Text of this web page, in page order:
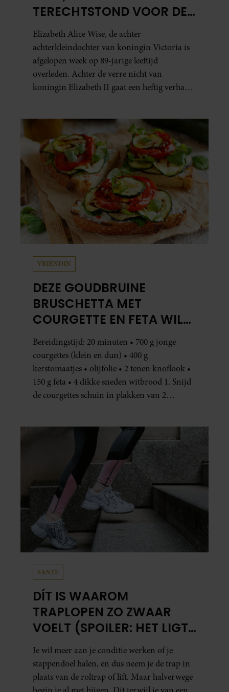
TERECHTSTOND VOOR DE
DOOD VAN HAAR BABY
Elizabeth Alice Wise, de achter-
achterkleindochter van koningin Victoria is
afgelopen week op 89-jarige leeftijd
overleden. Achter de verre nicht van
koningin Elizabeth II gaat een heftig verhaal
VRIENDIN
DEZE GOUDBRUINE
BRUSCHETTA MET
COURGETTE EN FETA WIL
JE METEEN MAKEN
Bereidingstijd: 20 minuten • 700 g jonge
courgettes (klein en dun) • 400 g
kerstomaatjes • olijfolie • 2 tenen knoflook •
150 g feta • 4 dikke sneden witbrood 1. Snijd
de courgettes schuin in plakken van 2
SANTE
DÍT IS WAAROM
TRAPLOPEN ZO ZWAAR
VOELT (SPOILER: HET LIGT
NIET AAN JE CONDITIE)
Je wil meer aan je conditie werken of je
stappendoel halen, en dus neem je de trap in
plaats van de roltrap of lift. Maar halverwege